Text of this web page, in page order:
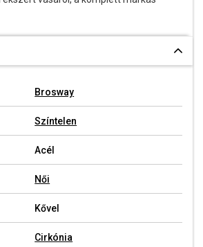
Brosway
Színtelen
Acél
Női
Kővel
Cirkónia